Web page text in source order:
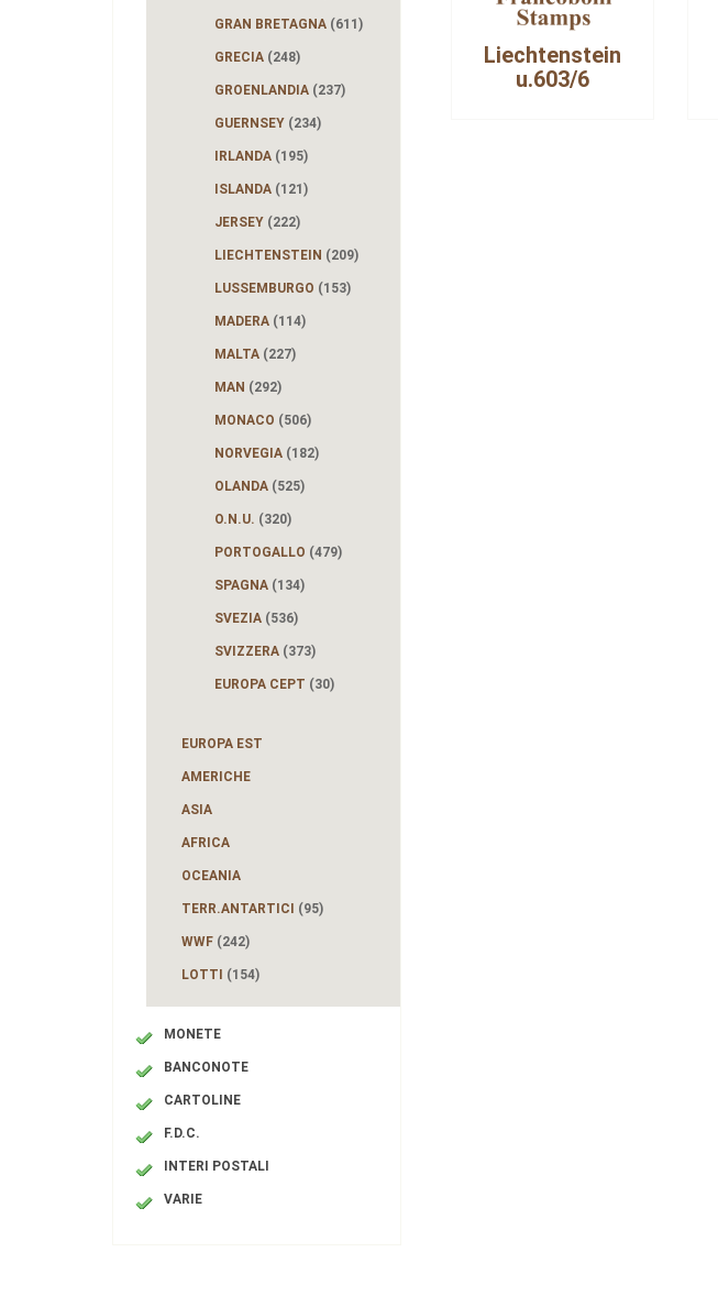
GRAN BRETAGNA (611)
GRECIA (248)
GROENLANDIA (237)
GUERNSEY (234)
IRLANDA (195)
ISLANDA (121)
JERSEY (222)
LIECHTENSTEIN (209)
LUSSEMBURGO (153)
MADERA (114)
MALTA (227)
MAN (292)
MONACO (506)
NORVEGIA (182)
OLANDA (525)
O.N.U. (320)
PORTOGALLO (479)
SPAGNA (134)
SVEZIA (536)
SVIZZERA (373)
EUROPA CEPT (30)
EUROPA EST
AMERICHE
ASIA
AFRICA
OCEANIA
TERR.ANTARTICI (95)
WWF (242)
LOTTI (154)
MONETE
BANCONOTE
CARTOLINE
F.D.C.
INTERI POSTALI
VARIE
Liechtenstein
u.603/6